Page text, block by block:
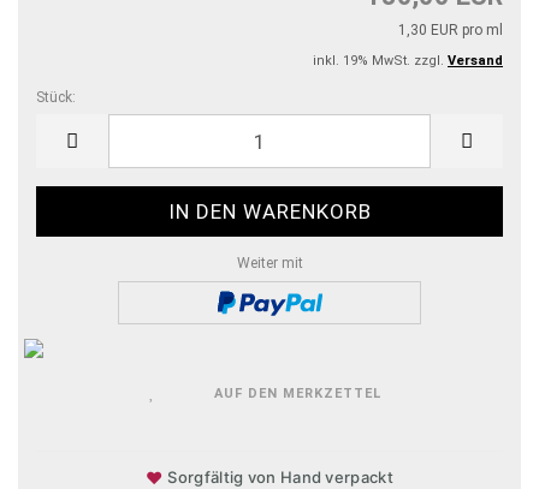
1,30 EUR pro ml
inkl. 19% MwSt. zzgl. Versand
Stück:
Weiter mit
AUF DEN MERKZETTEL
♥ Sorgfältig von Hand verpackt